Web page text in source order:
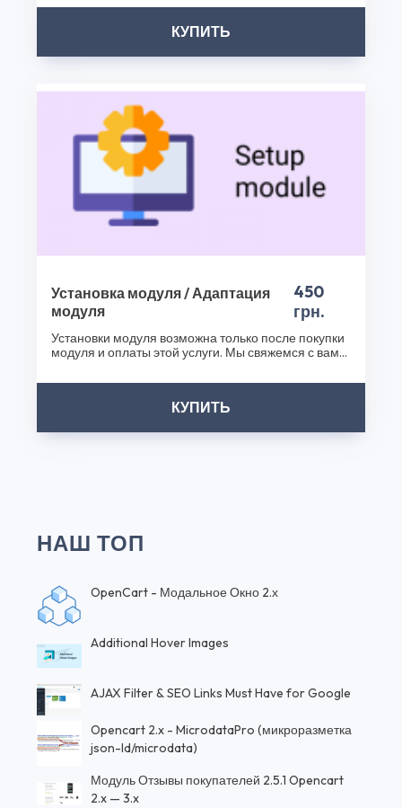
обеспечивает их надежность и безопасность. Не
упустите возможность обогатить функциональность
телефону или E-Mail в OpenCart 2.3.x, 3.x и других
наших продуктов. Посетите наш интернет-магазин
плагинов уже сегодня и сделайте ваш бизнес еще
успешнее!
Спасибо, что выбрали CS50!
КУПИТЬ
Установка модуля / Адаптация
модуля
450
грн.
Установки модуля возможна только после покупки
модуля и оплаты этой услуги. Мы свяжемся с вами
КУПИТЬ
НАШ ТОП
OpenCart - Модальное Окно 2.х
Additional Hover Images
AJAX Filter & SEO Links Must Have for Google
Opencart 2.x - MicrodataPro (микроразметка
json-ld/microdata)
Модуль Отзывы покупателей 2.5.1 Opencart
2.x — 3.x